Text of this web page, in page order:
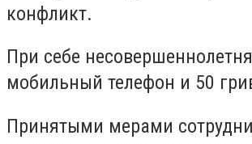
конфликт.
При себе
мобильный телефон и 50
Принятыми мерами